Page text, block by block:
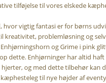
tilføjelse til vores elskede
hvor vigtig fantasi er for børns
kreativitet, problemløsning og
og Grime i pink
dette. Enhjørninger har altid
hjerter, og med dette tilbehør kan
til nye højder af